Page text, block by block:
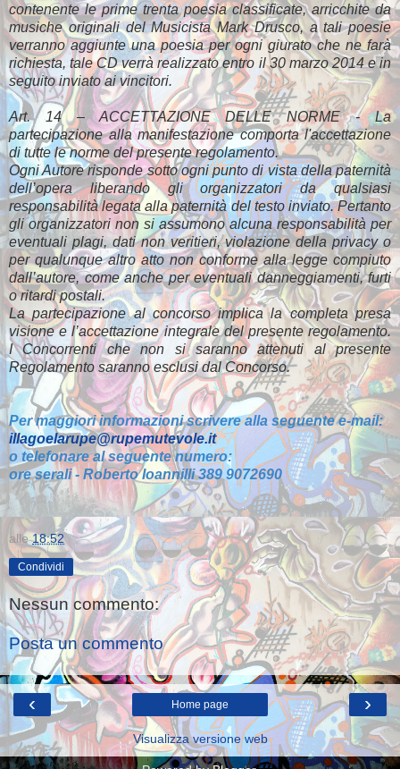
contenente le prime trenta poesia classificate, arricchite da
musiche originali del Musicista Mark Drusco, a tali poesie
verranno aggiunte una poesia per ogni giurato che ne farà
richiesta, tale CD verrà realizzato entro il 30 marzo 2014 e in
seguito inviato ai vincitori.
Art. 14 – ACCETTAZIONE DELLE NORME - La
partecipazione alla manifestazione comporta l'accettazione
di tutte le norme del presente regolamento.
Ogni Autore risponde sotto ogni punto di vista della paternità
dell’opera liberando gli organizzatori da qualsiasi
responsabilità legata alla paternità del testo inviato. Pertanto
gli organizzatori non si assumono alcuna responsabilità per
eventuali plagi, dati non veritieri, violazione della privacy o
per qualunque altro atto non conforme alla legge compiuto
dall’autore, come anche per eventuali danneggiamenti, furti
o ritardi postali.
La partecipazione al concorso implica la completa presa
visione e l’accettazione integrale del presente regolamento.
I Concorrenti che non si saranno attenuti al presente
Regolamento saranno esclusi dal Concorso.
Per maggiori informazioni scrivere alla seguente e-mail:
illagoelarupe@rupemutevole.it
o telefonare al seguente numero:
ore serali - Roberto Ioannilli 389 9072690
alle18:52
Condividi
Nessun commento:
Posta un commento
‹ ›
Home page
Visualizza versione web